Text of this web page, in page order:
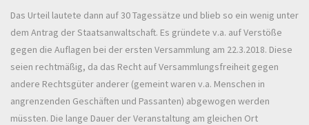
Das Urteil lautete dann auf 30 Tagessätze und blieb so ein wenig unter
dem Antrag der Staatsanwaltschaft. Es gründete v.a. auf Verstöße
gegen die Auflagen bei der ersten Versammlung am 22.3.2018. Diese
seien rechtmäßig, da das Recht auf Versammlungsfreiheit gegen
andere Rechtsgüter anderer (gemeint waren v.a. Menschen in
angrenzenden Geschäften und Passanten) abgewogen werden
müssten. Die lange Dauer der Veranstaltung am gleichen Ort